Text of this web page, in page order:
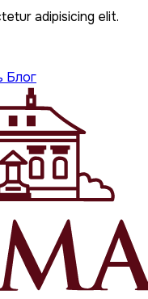
adipisicing elit.
Блог